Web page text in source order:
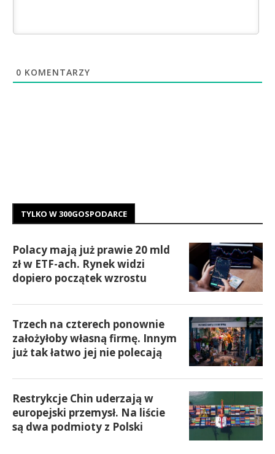
0 KOMENTARZY
TYLKO W 300GOSPODARCE
Polacy mają już prawie 20 mld
zł w ETF-ach. Rynek widzi
dopiero początek wzrostu
Trzech na czterech ponownie
założyłoby własną firmę. Innym
już tak łatwo jej nie polecają
Restrykcje Chin uderzają w
europejski przemysł. Na liście
są dwa podmioty z Polski